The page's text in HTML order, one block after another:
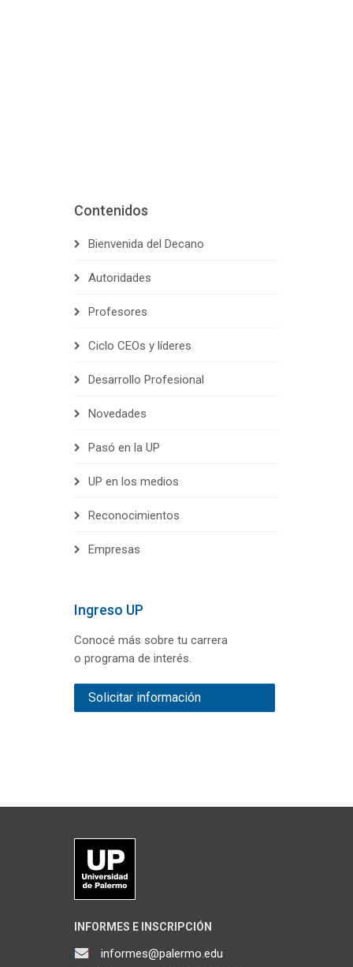
Contenidos
Bienvenida del Decano
Autoridades
Profesores
Ciclo CEOs y líderes
Desarrollo Profesional
Novedades
Pasó en la UP
UP en los medios
Reconocimientos
Empresas
Ingreso UP
Conocé más sobre tu carrera
o programa de interés.
Solicitar información
INFORMES E INSCRIPCIÓN
informes@palermo.edu